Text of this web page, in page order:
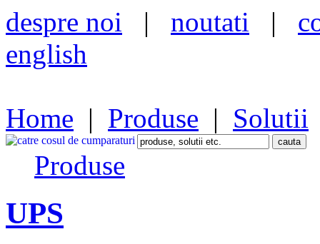
despre noi | noutati |
english
Home | Produse | Solutii
Produse
UPS